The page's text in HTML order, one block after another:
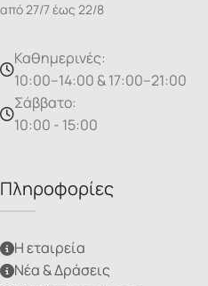
από 27/7 έως 22/8
Καθημερινές:
10:00–14:00 & 17:00–21:00
Σάββατο:
10:00 - 15:00
Πληροφορίες
Η εταιρεία
Νέα & Δράσεις